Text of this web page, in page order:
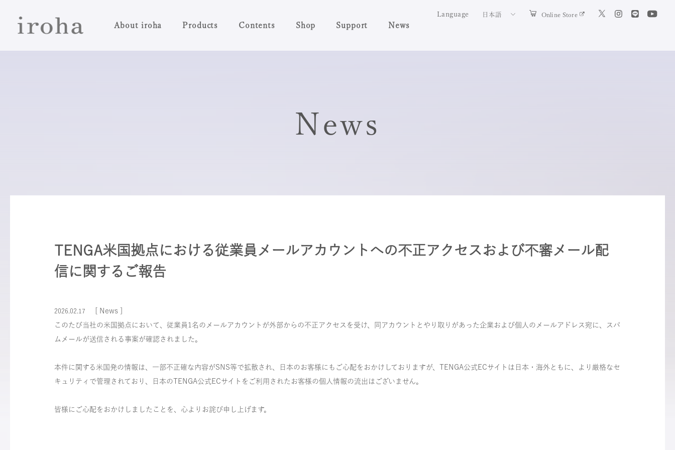
Language 日本語
About iroha Products Contents Shop Support News
Online Store
News
TENGA米国拠点における従業員メールアカウントへの不正アクセスおよび不審メール配
信に関するご報告
2026.02.17
[ News ]
このたび当社の米国拠点において、従業員1名のメールアカウントが外部からの不正アクセスを受け、同アカウントとやり取りがあった企業および個人のメールアドレス宛に、スパ
ムメールが送信される事案が確認されました。
本件に関する米国発の情報は、一部不正確な内容がSNS等で拡散され、日本のお客様にもご心配をおかけしておりますが、TENGA公式ECサイトは日本・海外ともに、より厳格なセ
キュリティで管理されており、日本のTENGA公式ECサイトをご利用されたお客様の個人情報の流出はございません。
皆様にご心配をおかけしましたことを、心よりお詫び申し上げます。